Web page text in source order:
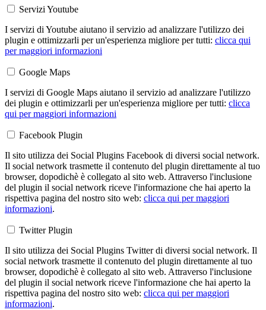
Servizi Youtube
I servizi di Youtube aiutano il servizio ad analizzare l'utilizzo dei
plugin e ottimizzarli per un'esperienza migliore per tutti: clicca qui
per maggiori informazioni
Google Maps
I servizi di Google Maps aiutano il servizio ad analizzare l'utilizzo
dei plugin e ottimizzarli per un'esperienza migliore per tutti: clicca
qui per maggiori informazioni
Facebook Plugin
Il sito utilizza dei Social Plugins Facebook di diversi social network.
Il social network trasmette il contenuto del plugin direttamente al tuo
browser, dopodichè è collegato al sito web. Attraverso l'inclusione
del plugin il social network riceve l'informazione che hai aperto la
rispettiva pagina del nostro sito web: clicca qui per maggiori
informazioni.
Twitter Plugin
Il sito utilizza dei Social Plugins Twitter di diversi social network. Il
social network trasmette il contenuto del plugin direttamente al tuo
browser, dopodichè è collegato al sito web. Attraverso l'inclusione
del plugin il social network riceve l'informazione che hai aperto la
rispettiva pagina del nostro sito web: clicca qui per maggiori
informazioni.